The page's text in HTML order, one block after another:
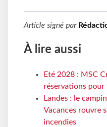
Article signé par
À lire aussi
Eté 2028 : MSC
réservations pour
Landes : le
Vacances rouvre
incendies